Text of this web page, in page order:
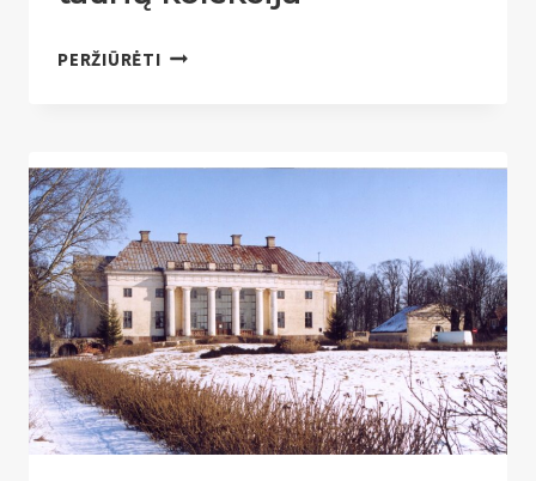
PERŽIŪRĖTIGAUSIAUSIA
TAURIŲ